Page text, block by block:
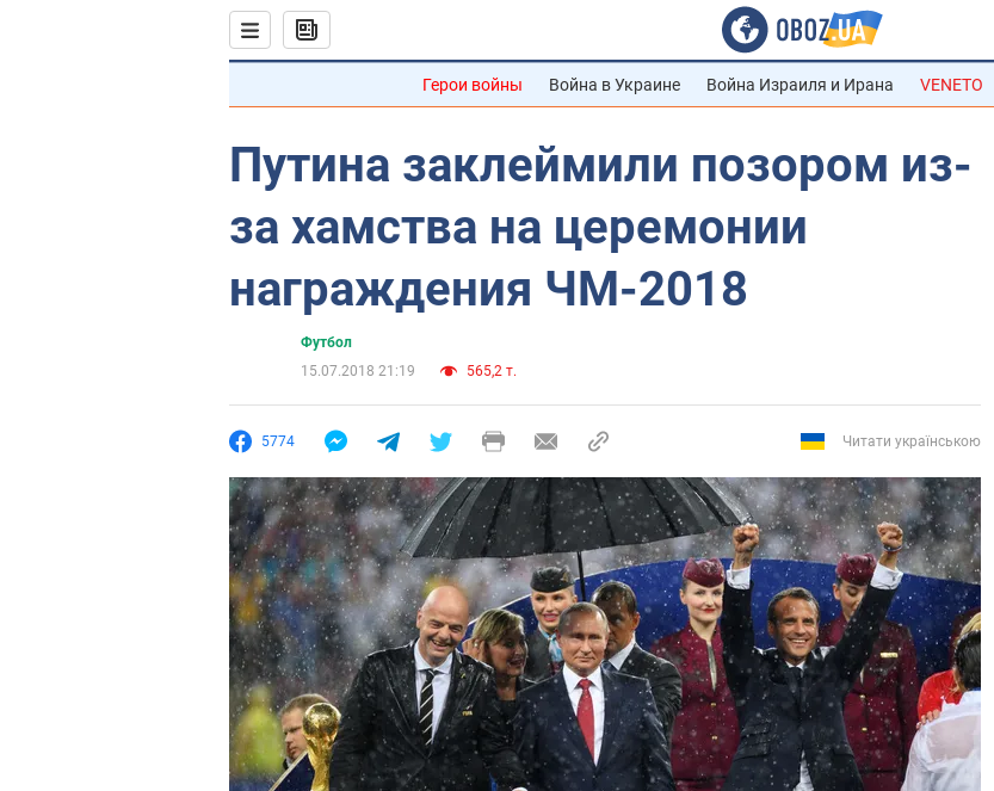
Герои войны Война в Украине Война Израиля и Ирана VENETO
Путина заклеймили позором из-
за хамства на церемонии
награждения ЧМ-2018
Футбол
15.07.2018 21:19
565,2 т.
5774 Читати українською